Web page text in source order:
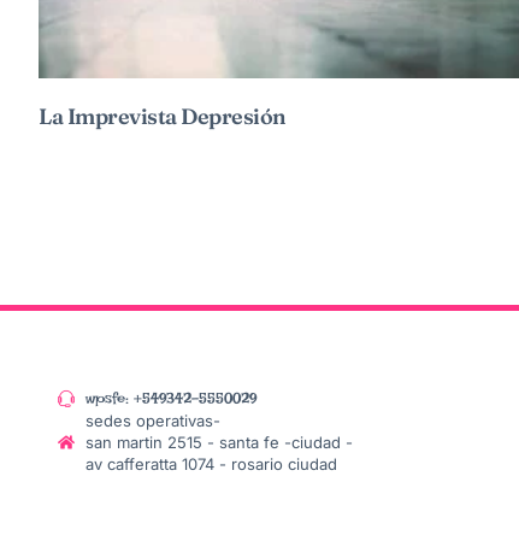
La Imprevista Depresión
wpsfe: +549342-5550029
sedes operativas-
san martin 2515 - santa fe -ciudad -
av cafferatta 1074 - rosario ciudad